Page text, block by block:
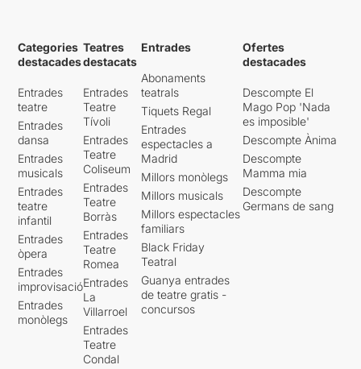
Categories
destacades
Entrades
teatre
Entrades
dansa
Entrades
musicals
Entrades
teatre
infantil
Entrades
òpera
Entrades
improvisació
Entrades
monòlegs
Teatres
destacats
Entrades
Teatre
Tívoli
Entrades
Teatre
Coliseum
Entrades
Teatre
Borràs
Entrades
Teatre
Romea
Entrades
La
Villarroel
Entrades
Teatre
Condal
Entrades
Abonaments
teatrals
Tiquets Regal
Entrades
espectacles a
Madrid
Millors monòlegs
Millors musicals
Millors espectacles
familiars
Black Friday
Teatral
Guanya entrades
de teatre gratis -
concursos
Ofertes
destacades
Descompte El
Mago Pop 'Nada
es imposible'
Descompte Ànima
Descompte
Mamma mia
Descompte
Germans de sang